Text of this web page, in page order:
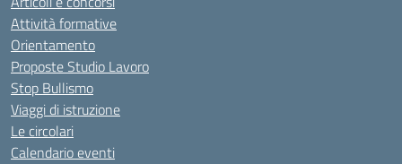
Attività formative
Orientamento
Proposte Studio Lavoro
Stop Bullismo
Viaggi di istruzione
Le circolari
Calendario eventi